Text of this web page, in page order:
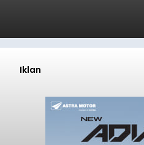
Iklan